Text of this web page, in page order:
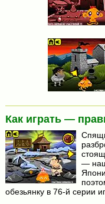
Как играть —
—
обезьянку в 76-й серии